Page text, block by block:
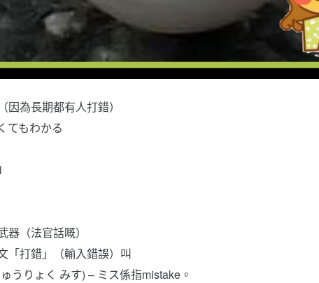
因為長期都有人打錯）
てもわかる
器（法官話嘅）
「打錯」（輸入錯誤）叫
うりょく みす) – ミス係指mistake。